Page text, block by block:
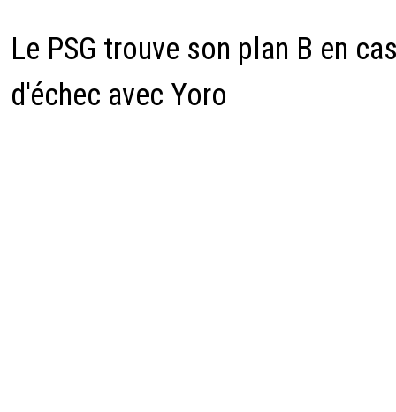
Le PSG trouve son plan B en
d'échec avec Yoro